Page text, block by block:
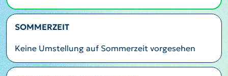
SOMMERZEIT
Keine Umstellung auf Sommerzeit vorgesehen